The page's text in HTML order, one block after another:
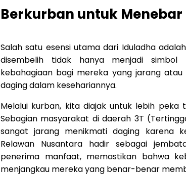
Berkurban untuk
Salah satu esensi utama dari Iduladha
disembelih tidak hanya menjadi
kebahagiaan bagi mereka yang jarang
daging dalam kesehariannya.
Melalui kurban, kita diajak untuk lebih peka
Sebagian masyarakat di daerah 3T
sangat jarang menikmati daging karena
Relawan Nusantara hadir sebagai
penerima manfaat, memastikan bahwa
menjangkau mereka yang benar-benar